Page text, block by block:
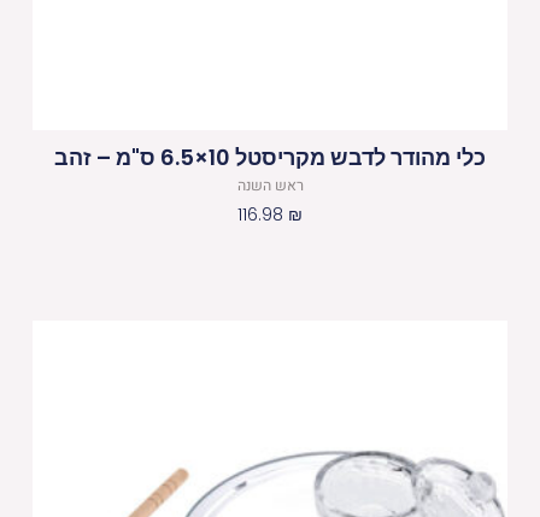
כלי מהודר לדבש מקריסטל 10×6.5 ס"מ – זהב
ראש השנה
116.98 ₪